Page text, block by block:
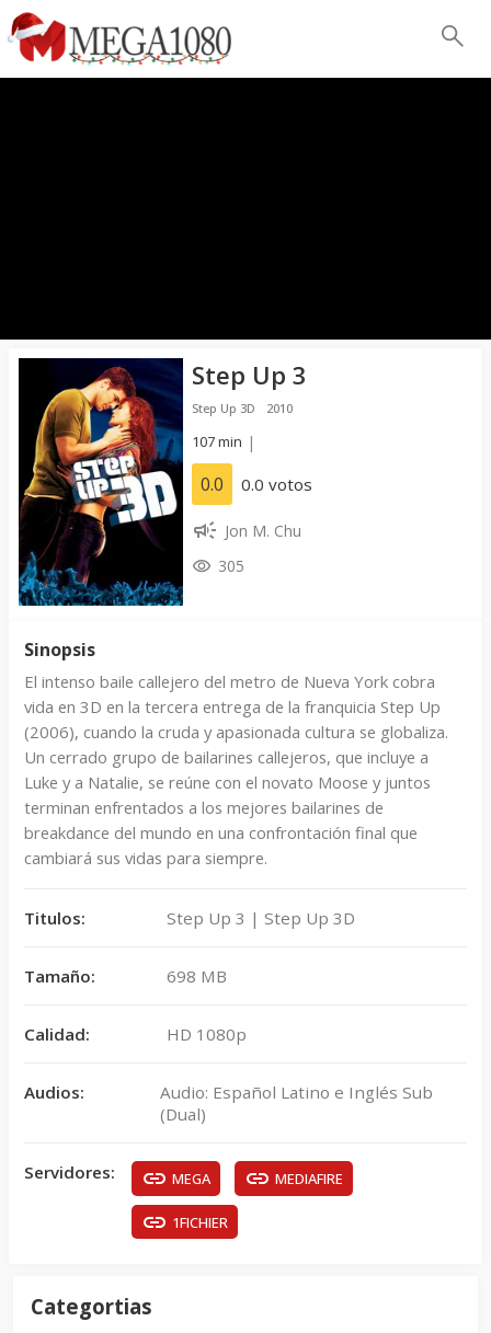
Step Up 3
Step Up 3D 2010
107 min |
0.0 0.0 votos
Jon M. Chu
305
Sinopsis
El intenso baile callejero del metro de Nueva York cobra
vida en 3D en la tercera entrega de la franquicia Step Up
(2006), cuando la cruda y apasionada cultura se globaliza.
Un cerrado grupo de bailarines callejeros, que incluye a
Luke y a Natalie, se reúne con el novato Moose y juntos
terminan enfrentados a los mejores bailarines de
breakdance del mundo en una confrontación final que
cambiará sus vidas para siempre.
Titulos: Step Up 3 | Step Up 3D
Tamaño: 698 MB
Calidad: HD 1080p
Audios:
Audio: Español Latino e Inglés Sub
(Dual)
Servidores: MEGA MEDIAFIRE
1FICHIER
Categortias